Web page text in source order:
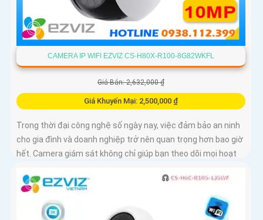
CAMERA IP WIFI EZVIZ CS-H80X-R100-8G82WKFL
Giá Bán: 2,632,000 ₫
Giá Khuyến Mại: 2,500,000 ₫
Trong thời đại công nghệ số ngày nay, việc đảm bảo an ninh
cho gia đình và doanh nghiệp trở nên quan trọng hơn bao giờ
hết. Camera giám sát không chỉ giúp bạn theo dõi mọi hoạt
những người thân yêu